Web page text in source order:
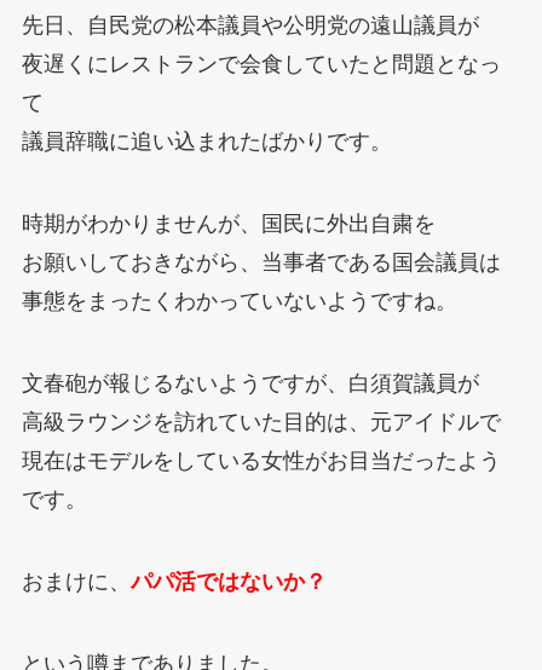
先日、自民党の松本議員や公明党の遠山議員が
夜遅くにレストランで会食していたと問題となっ
て
議員辞職に追い込まれたばかりです。
時期がわかりませんが、国民に外出自粛を
お願いしておきながら、当事者である国会議員は
事態をまったくわかっていないようですね。
文春砲が報じるないようですが、白須賀議員が
高級ラウンジを訪れていた目的は、元アイドルで
現在はモデルをしている女性がお目当だったよう
です。
おまけに、パパ活ではないか？
という噂までありました。